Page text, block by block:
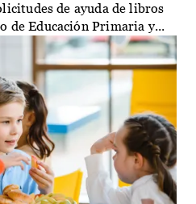
de ayuda de libros
de Educación Primaria y...